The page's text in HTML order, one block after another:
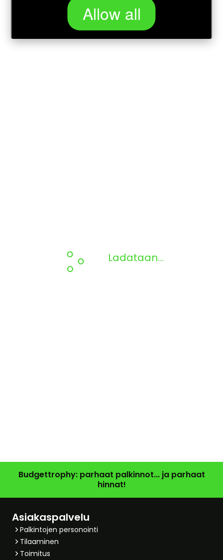
Allow all
Ladataan...
Budgettrophy: parhaat palkinnot... ja parhaat
hinnat!
Asiakaspalvelu
Palkintojen personointi
Tilaaminen
Toimitus